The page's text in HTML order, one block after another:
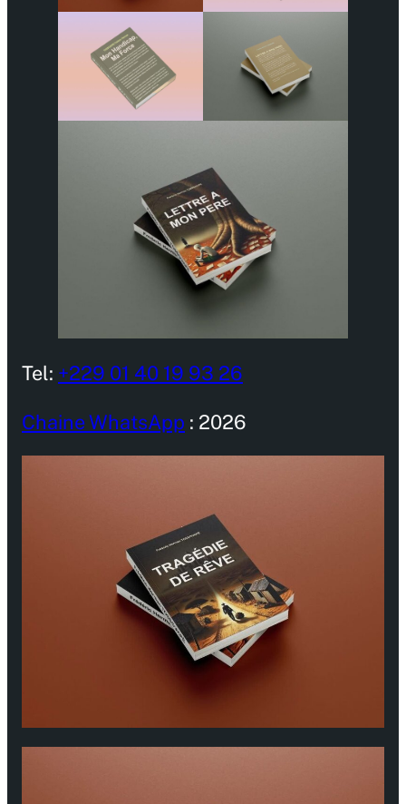
Tel: +229 01 40 19 93 26
Chaine WhatsApp : 2026